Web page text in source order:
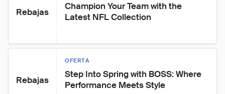
Rebajas
Champion Your Team with the
Latest NFL Collection
Rebajas
OFERTA
Step Into Spring with BOSS: Where
Performance Meets Style